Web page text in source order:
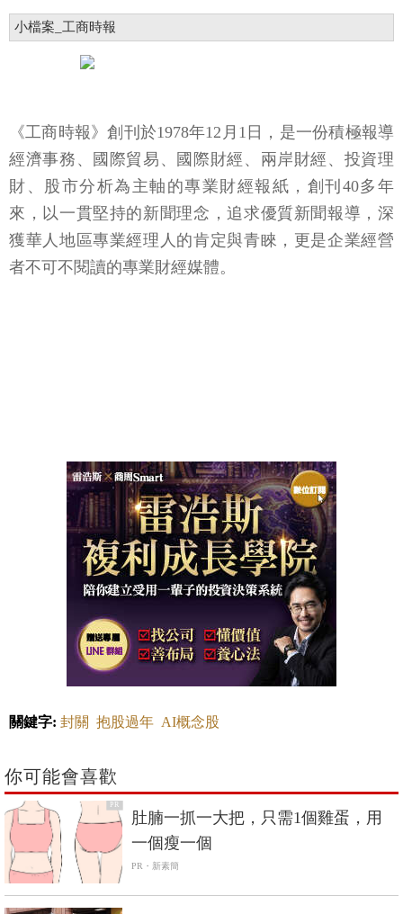
小檔案_工商時報
《工商時報》創刊於1978年12月1日，是一份積極報導
經濟事務、國際貿易、國際財經、兩岸財經、投資理
財、股市分析為主軸的專業財經報紙，創刊40多年
來，以一貫堅持的新聞理念，追求優質新聞報導，深
獲華人地區專業經理人的肯定與青睞，更是企業經營
者不可不閱讀的專業財經媒體。
關鍵字: 封關 抱股過年 AI概念股
你可能會喜歡
PR
肚腩一抓一大把，只需1個雞蛋，用
一個瘦一個
PR・新素簡